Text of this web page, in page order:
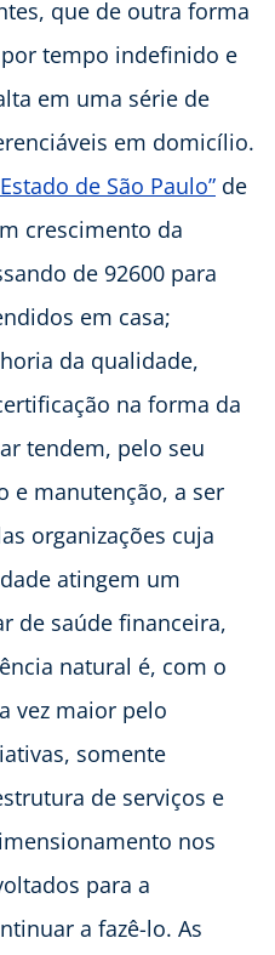
que de outra forma
tempo indefinido e
em uma série de
em domicílio.
de São Paulo” de
crescimento da
de 92600 para
em casa;
da qualidade,
na forma da
tendem, pelo seu
e manutenção, a ser
organizações cuja
atingem um
de saúde financeira,
natural é, com o
vez maior pelo
somente
de serviços e
nos
para a
a fazê-lo. As